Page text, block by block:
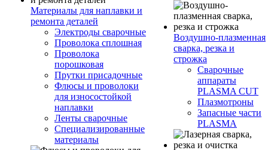
Материалы для наплавки и
ремонта деталей
Электроды сварочные
Проволока сплошная
Проволока
порошковая
Прутки присадочные
Флюсы и проволоки
для износостойкой
наплавки
Ленты сварочные
Специализированные
материалы
Воздушно-плазменная
сварка, резка и
строжка
Сварочные
аппараты
PLASMA CUT
Плазмотроны
Запасные части
PLASMA